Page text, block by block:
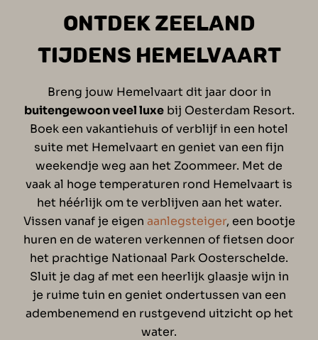
ONTDEK ZEELAND
TIJDENS HEMELVAART
Breng jouw Hemelvaart dit jaar door in
buitengewoon veel luxebij Oesterdam Resort.
Boek een vakantiehuis of verblijf in een hotel
suite met Hemelvaart en geniet van een fijn
weekendje weg aan het Zoommeer. Met de
vaak al hoge temperaturen rond Hemelvaart is
het héérlijk om te verblijven aan het water.
Vissen vanaf je eigen aanlegsteiger, een bootje
huren en de wateren verkennen of fietsen door
het prachtige Nationaal Park Oosterschelde.
Sluit je dag af met een heerlijk glaasje wijn in
je ruime tuin en geniet ondertussen van een
adembenemend en rustgevend uitzicht op het
water.